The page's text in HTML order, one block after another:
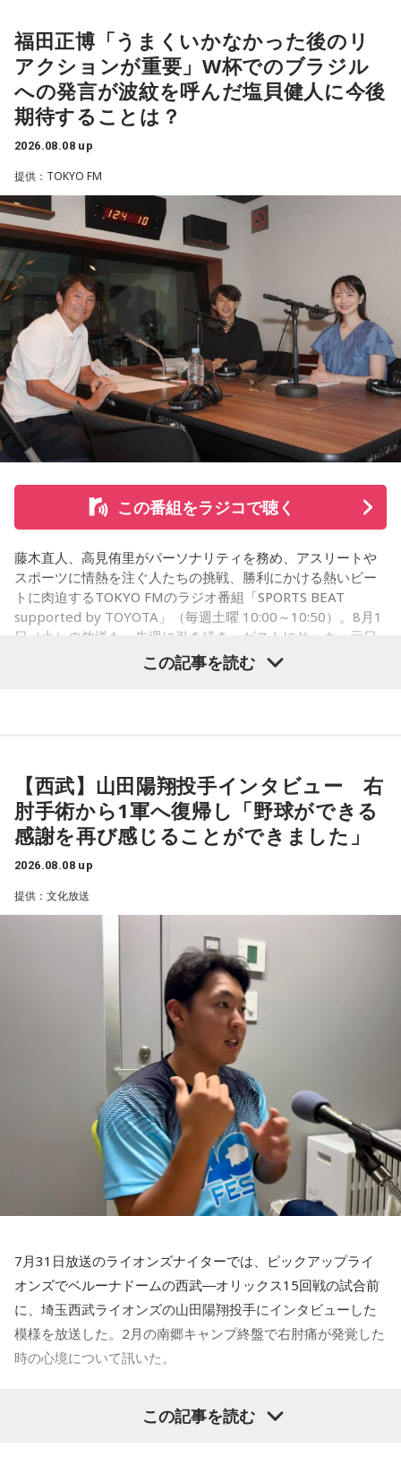
こりを和らげる」をテーマに、さまざまな「心のこり」に触
れながら、自分自身の想いを見つめ直す機会を届けました。
なお、この模様は8月11日（火・祝）午前9時00分～10時00
【特別番組概要】
■番組名：『田村淳のNewsCLUB「自分自身と話そうの
日」』
■放送日時：2026年8月11日（火・祝）午前9時00分～10時
00分
■出演：田村淳、砂山圭大郎（文化放送アナウンサー）
■提供：全日本葬祭業協同組合連合会（全葬連）
（左から）福田正博さん、藤木直人、高見侑里
1966年生まれの福田正博さんは、日本人初のJリーグ得点王に
45試合出場で9ゴールを記録するなど活躍を見せ、1993年に
はW杯アジア地区最終予選にも出場しました。2002年に現役
を引退した後は、サッカー解説者としてメディアでの活動の
ほか、講演会やサッカー教室をおこなうなど、自身の経験を
活かしながら幅広く活動しています。
◆「塩貝選手に悪意はなかった」
藤木：決勝トーナメントの相手がブラジルに決まった際、塩
貝選手の言葉が切り取られて話題になったというか、ブラジ
ルにちょっと火をつけてしまった部分もあるのかなと思った
のですが。
福田：そうですね。塩貝選手に悪意はなかったと思います
し、素直に自分の気持ちを言っただけなのですが、それをブ
ラジルサイドがうまく切り取って、結果的に彼らのモチベー
り良くなかったかなと思います。
何を言っているかというと、日本とブラジルの力関係は間違
いなくブラジルが上なんですよ。そこで日本サイドが考えな
きゃいけないことは、ブラジルに油断してもらう、隙を見せ
てもらうということも1つだと思っていて。
去年おこなったブラジルとの親善試合では、日本が2-0から3
ジルは対戦相手が決まったときに「オランダじゃなくて良か
ているんだ。メンバーは違うかもしれないけれど、日本は力
があるんだぞ」と言って、油断しないように警戒させる。そ
して、「お前ら、（日本選手が）こんなことを言ってるぞ」
と塩貝選手のコメントを（起爆剤として）使うことが可能な
んですよ。そういう意味でも、利用されてしまうものを提供
会いましたけど、本当に純粋なんですよ。全然悪気がないと
いうか。ただ、プロの選手としてそこまで考えてコメントす
るべきだったかなとは思います。
でもまだ若いですから。森保監督は“リバウンドメンタリテ
ィ”という言葉をよく使いますけど、何かうまくいかなかった
後のリアクションがすごく重要で、今後そこを塩貝選手は試
されるのかなと思いますし、その期待に応えるだけのものを
持っている選手だと思いますから、良いエネルギーに変えて
もらいたいなと思います。
----------------------------------------------------
この日の放送をradikoタイムフリーで聴く
※放送エリア外の方は、プレミアム会員の登録でご利用いた
だけます。
＜番組概要＞
番組名：SPORTS BEAT supported by TOYOTA
放送日時：毎週土曜 10:00～10:50
パーソナリティ：藤木直人、高見侑里
番組Webサイト：https://www.tfm.co.jp/beat/
福田正博「うまくいかなかった後のリ
アクションが重要」W杯でのブラジル
への発言が波紋を呼んだ塩貝健人に今後
期待することは？
2026.08.08 up
提供：TOKYO FM
この番組をラジコで聴く
藤木直人、高見侑里がパーソナリティを務め、アスリートや
スポーツに情熱を注ぐ人たちの挑戦、勝利にかける熱いビー
トに肉迫するTOKYO FMのラジオ番組「SPORTS BEAT
supported by TOYOTA」（毎週土曜 10:00～10:50）。8月1
日（土）の放送も、先週に引き続き、ゲストにサッカー元日
本代表の福田正博さんが登場！ 当記事では、「FIFAワールド
カップ26（以下、W杯）」でブラジルに対する発言が波紋を
（左から）福田正博さん、藤木直人、高見侑里
1966年生まれの福田正博さんは、日本人初のJリーグ得点王に
45試合出場で9ゴールを記録するなど活躍を見せ、1993年に
はW杯アジア地区最終予選にも出場しました。2002年に現役
を引退した後は、サッカー解説者としてメディアでの活動の
ほか、講演会やサッカー教室をおこなうなど、自身の経験を
活かしながら幅広く活動しています。
◆「塩貝選手に悪意はなかった」
藤木：決勝トーナメントの相手がブラジルに決まった際、塩
貝選手の言葉が切り取られて話題になったというか、ブラジ
ルにちょっと火をつけてしまった部分もあるのかなと思った
福田：そうですね。塩貝選手に悪意はなかったと思います
し、素直に自分の気持ちを言っただけなのですが、それをブ
ラジルサイドがうまく切り取って、結果的に彼らのモチベー
ションを上げるような形になってしまったので、それはあま
何を言っているかというと、日本とブラジルの力関係は間違
いなくブラジルが上なんですよ。そこで日本サイドが考えな
きゃいけないことは、ブラジルに油断してもらう、隙を見せ
てもらうということも1つだと思っていて。
ジルは対戦相手が決まったときに「オランダじゃなくて良か
この記事を読む
【西武】山田陽翔投手インタビュー 右
肘手術から1軍へ復帰し「野球ができる
感謝を再び感じることができました」
2026.08.08 up
提供：文化放送
7月31日放送のライオンズナイターでは、ピックアップライ
オンズでベルーナドームの西武―オリックス15回戦の試合前
に、埼玉西武ライオンズの山田陽翔投手にインタビューした
模様を放送した。2月の南郷キャンプ終盤で右肘痛が発覚した
時の心境について訊いた。
――1軍デビューを果たしたプロ3年目の昨シーズンは素晴ら
しい成績だったかと思いますが、「求めすぎずに自分のやる
この記事を読む